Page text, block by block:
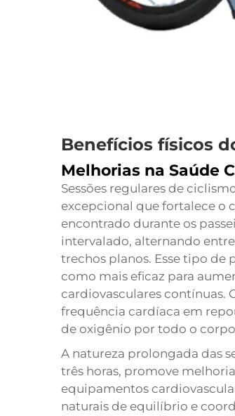
Benefícios físicos
Melhorias na Saúde
Sessões regulares de
excepcional que fortalece o
encontrado durante os
intervalado, alternando
trechos planos. Esse tipo
como mais eficaz para
cardiovasculares contínuas.
frequência cardíaca em
de oxigênio por todo o
A natureza prolongada das
três horas, promove
equipamentos
naturais de equilíbrio e